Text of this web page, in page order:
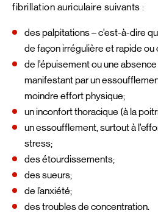
fibrillation auriculaire suivants :
des palpitations – c’est-à-dire
de façon irrégulière et rapide
de l’épuisement ou une
manifestant par un
moindre effort physique;
un inconfort thoracique (à la
un essoufflement, surtout à
stress;
des étourdissements;
des sueurs;
de l’anxiété;
des troubles de concentration.